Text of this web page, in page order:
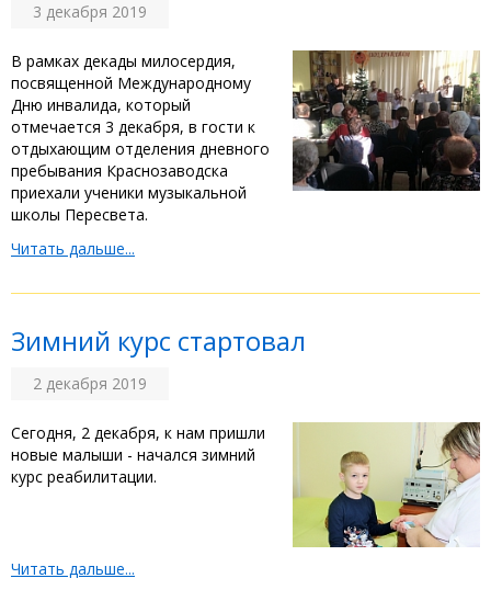
3 декабря 2019
В рамках декады милосердия,
посвященной Международному
Дню инвалида, который
отмечается 3 декабря, в гости к
отдыхающим отделения дневного
пребывания Краснозаводска
приехали ученики музыкальной
школы Пересвета.
Читать дальше...
Зимний курс стартовал
2 декабря 2019
Сегодня, 2 декабря, к нам пришли
новые малыши - начался зимний
курс реабилитации.
Читать дальше...